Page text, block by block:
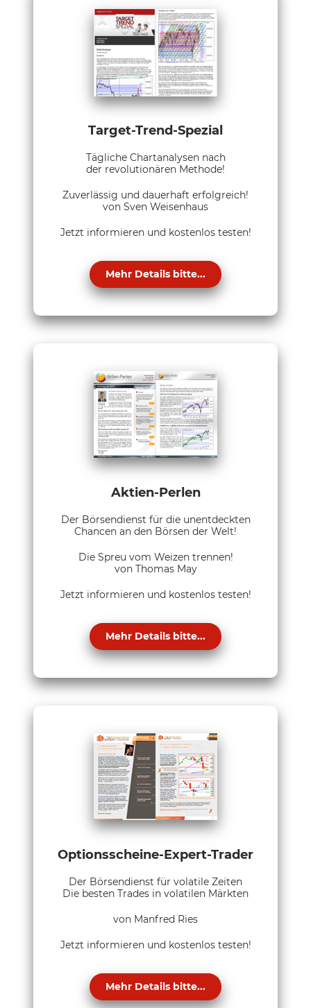
Target-Trend-Spezial
Tägliche Chartanalysen nach
der revolutionären Methode!
Zuverlässig und dauerhaft erfolgreich!
von Sven Weisenhaus
Jetzt informieren und kostenlos testen!
Mehr Details bitte...
Aktien-Perlen
Der Börsendienst für die unentdeckten
Chancen an den Börsen der Welt!
Die Spreu vom Weizen trennen!
von Thomas May
Jetzt informieren und kostenlos testen!
Mehr Details bitte...
Optionsscheine-Expert-Trader
Der Börsendienst für volatile Zeiten
Die besten Trades in volatilen Märkten
von Manfred Ries
Jetzt informieren und kostenlos testen!
Mehr Details bitte...